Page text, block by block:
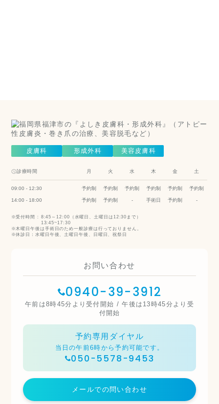
皮膚科 形成外科 美容皮膚科
診療時間 月 火 水 木 金 土
09:00 - 12:30 予約制 予約制 予約制 予約制 予約制 予約制
14:00 - 18:00 予約制 予約制 - 手術日 予約制 -
受付時間 : 8:45～12:00（水曜日、土曜日は12:30まで）
13:45~17:30
木曜日午後は手術日のため一般診療は行っておりません。
休診日：水曜日午後、土曜日午後、日曜日、祝祭日
お問い合わせ
0940-39-3912
午前は8時45分より受付開始 / 午後は13時45分より受
付開始
予約専用ダイヤル
当日の午前6時から予約可能です。
050-5578-9453
メールでの問い合わせ